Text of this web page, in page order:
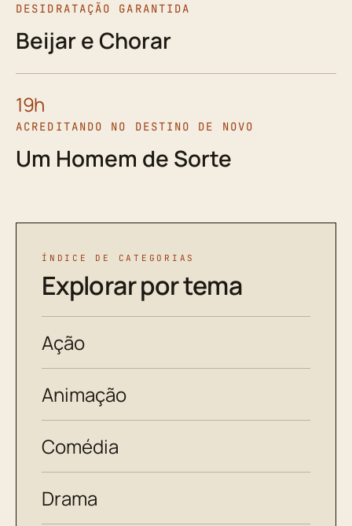
DESIDRATAÇÃO GARANTIDA
Beijar e Chorar
19h
ACREDITANDO NO DESTINO DE NOVO
Um Homem de Sorte
ÍNDICE DE CATEGORIAS
Explorar por tema
Ação
Animação
Comédia
Drama